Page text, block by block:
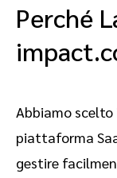
Perché
Abbiamo
piattaforma
gestire